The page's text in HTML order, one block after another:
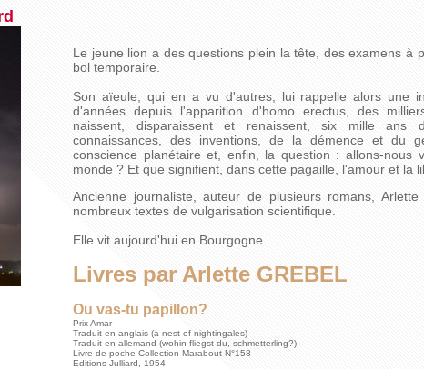
Le jeune lion a des questions plein la tête, des examens à
bol temporaire.
Son aïeule, qui en a vu d'autres, lui rappelle alors une
d'années depuis l'apparition d'homo erectus, des
naissent, disparaissent et renaissent, six mille ans
connaissances, des inventions, de la démence et du
conscience planétaire et, enfin, la question : allons-nous
monde ? Et que signifient, dans cette pagaille, l'amour et la
Ancienne journaliste, auteur de plusieurs romans,
nombreux textes de vulgarisation scientifique.
Elle vit aujourd'hui en Bourgogne.
Livres par Arlette GREBEL
Ou vas-tu papillon?
Prix Amar
Traduit en anglais (a nest of nightingales)
Traduit en allemand (wohin fliegst du, schmetterling?)
Livre de poche Collection Marabout N°158
Editions Julliard, 1954